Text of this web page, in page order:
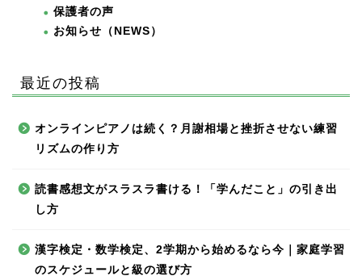
保護者の声
お知らせ（NEWS）
最近の投稿
オンラインピアノは続く？月謝相場と挫折させない練習
リズムの作り方
読書感想文がスラスラ書ける！「学んだこと」の引き出
し方
漢字検定・数学検定、2学期から始めるなら今｜家庭学習
のスケジュールと級の選び方